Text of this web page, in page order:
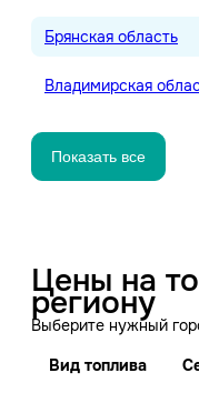
Брянская область
Владимирская
Показать все
Цены на
региону
Выберите нужный
Вид топлива